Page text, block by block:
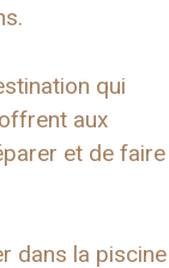
qui
aux
et de faire
dans la piscine